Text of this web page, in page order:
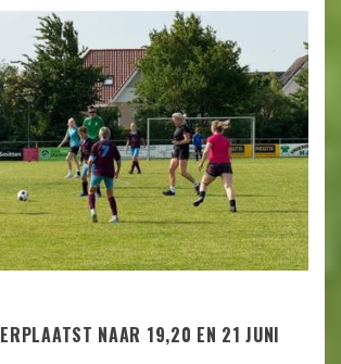
NAAR 19,20 EN 21 JUNI